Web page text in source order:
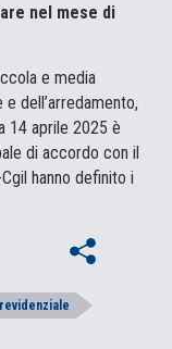
nel mese di
e media
dell’arredamento,
14 aprile 2025 è
di accordo con il
hanno definito i